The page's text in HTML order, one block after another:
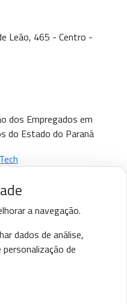
Leão, 465 - Centro -
dos Empregados em
do Estado do Paraná
a navegação.
dados de análise,
de